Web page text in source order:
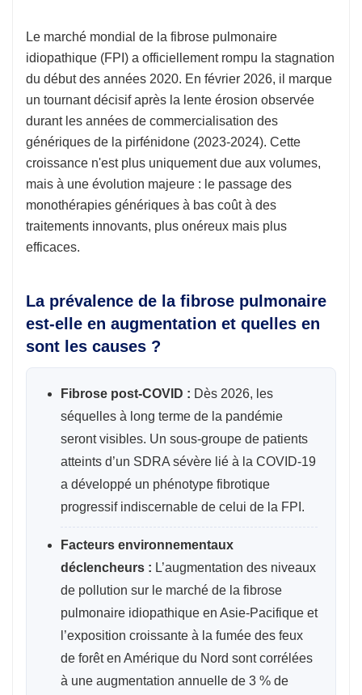
Le marché mondial de la fibrose pulmonaire
idiopathique (FPI) a officiellement rompu la stagnation
du début des années 2020. En février 2026, il marque
un tournant décisif après la lente érosion observée
durant les années de commercialisation des
génériques de la pirfénidone (2023-2024). Cette
croissance n'est plus uniquement due aux volumes,
mais à une évolution majeure : le passage des
monothérapies génériques à bas coût à des
traitements innovants, plus onéreux mais plus
efficaces.
La prévalence de la fibrose pulmonaire
est-elle en augmentation et quelles en
sont les causes ?
Fibrose post-COVID : Dès 2026, les
séquelles à long terme de la pandémie
seront visibles. Un sous-groupe de patients
atteints d’un SDRA sévère lié à la COVID-19
a développé un phénotype fibrotique
progressif indiscernable de celui de la FPI.
Facteurs environnementaux
déclencheurs : L’augmentation des niveaux
de pollution sur le marché de la fibrose
pulmonaire idiopathique en Asie-Pacifique et
l’exposition croissante à la fumée des feux
de forêt en Amérique du Nord sont corrélées
à une augmentation annuelle de 3 % de